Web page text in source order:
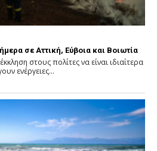
σε Αττική, Εύβοια και Βοιωτία
στους πολίτες να είναι ιδιαίτερα
ενέργειες...